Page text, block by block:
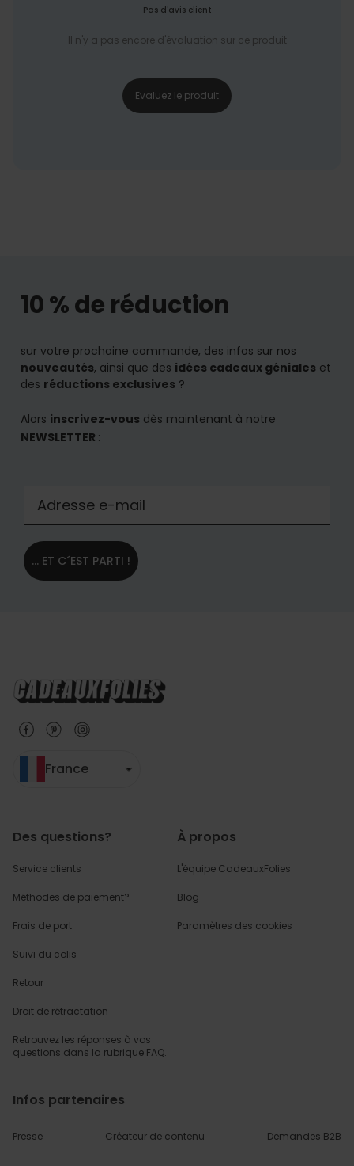
Pas d'avis client
Il n'y a pas encore d'évaluation sur ce produit
Evaluez le produit
10 % de réduction
sur votre prochaine commande, des infos sur nos
nouveautés, ainsi que des idées cadeaux géniales et
des réductions exclusives ?
Alors inscrivez-vous dès maintenant à notre
NEWSLETTER :
... ET C´EST PARTI !
France
Des questions?
Service clients
Méthodes de paiement?
Frais de port
Suivi du colis
Retour
Droit de rétractation
Retrouvez les réponses à vos
questions dans la rubrique FAQ.
À propos
L'équipe CadeauxFolies
Blog
Paramètres des cookies
Infos partenaires
Presse Créateur de contenu Demandes B2B